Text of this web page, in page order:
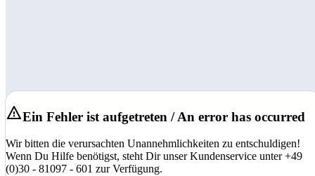
Ein Fehler ist aufgetreten / An error has occurred
Wir bitten die verursachten Unannehmlichkeiten zu entschuldigen!
Wenn Du Hilfe benötigst, steht Dir unser Kundenservice unter +49
(0)30 - 81097 - 601 zur Verfügung.